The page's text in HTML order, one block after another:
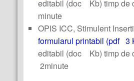
editabil (doc Kb) timp de
minute
OPIS ICC, Stimulent
formularul printabil (pdf 3
editabil (doc Kb) timp de
2minute